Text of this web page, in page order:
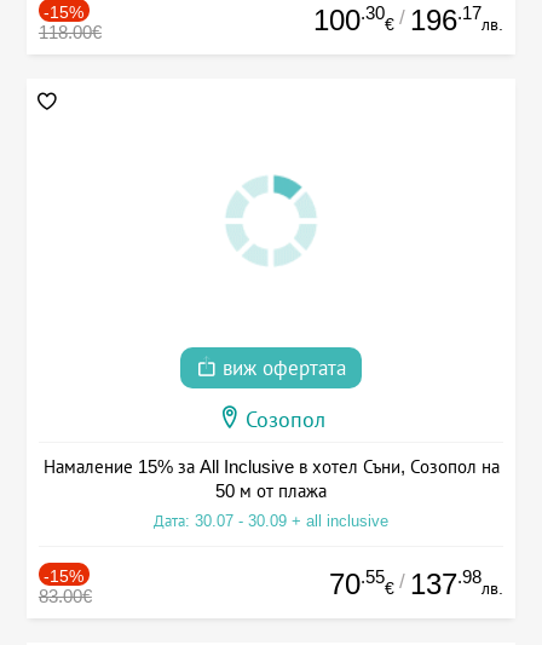
-15%
118.00€ 100.30
€ / 196.17
лв.
виж офертата
Созопол
Намаление 15% за All Inclusive в хотел Съни, Созопол на
50 м от плажа
Дата: 30.07 - 30.09 + all inclusive
-15%
83.00€ 70.55
€ / 137.98
лв.